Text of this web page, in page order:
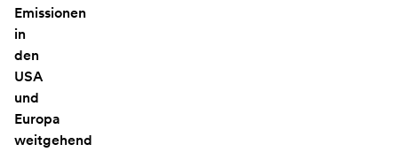
Emissionen
in
den
USA
und
Europa
weitgehend